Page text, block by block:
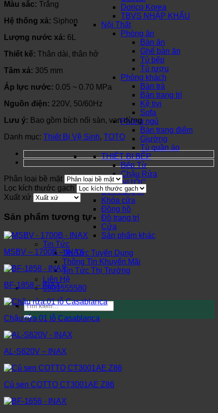
Dorico Korea
TBVS NHẬP KHẨU
Nội Thất
Phòng ăn
Bàn ăn
Ghế bàn ăn
Tủ bếp
Tủ rượu
Phòng khách
Bàn trà
Bàn trang trí
Kệ tivi
Sofa
Phòng ngủ
Bàn trang điểm
Giường
Tủ quần áo
THIẾT BỊ BẾP
Bếp Từ
Chậu Rửa
SƠN NƯỚC
Đèn trang trí
Khóa cửa
Đồng hồ
Đồ trang trí
Cửa
Sản phẩm khác
Tin Tức
Tin Tức Tuyển Dụng
Thông Tin Khuyến Mãi
Tin Tức Thị Trường
Liên Hệ
0901555580
Tìm
kiếm:
Màu sắc: Trắng
Hệ thống xả: Siphon
Lượng nước xả: 6L
Thiết kế: Thân dài, thân hở
Tâm xả: 305 mm
Áp lực nước: 0.05 ~ 0.70 MPa
Nguồn điện: 220V, 50/60Hz
Lưu ý: Bao gồm bích nối sàn, van dừng
Danh mục: Thiết Bị Vệ Sinh, TOTO
Phân loại bề mặt
Lọc kích thước gạch
Xuất xứ
Sản phẩm tương tự
MSBV – 1700B – INAX
BF-1858 – INAX
Chậu rửa 01 lỗ Casablanca
AL-S620V – INAX
Củ sen COTTO CT3001AE Z86